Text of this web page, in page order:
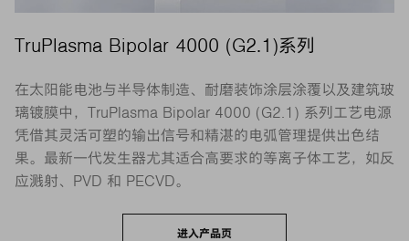
TruPlasma Bipolar 4000 (G2.1)系列
在太阳能电池与半导体制造、耐磨装饰涂层涂覆以及建筑玻
璃镀膜中，TruPlasma Bipolar 4000 (G2.1) 系列工艺电源
凭借其灵活可塑的输出信号和精湛的电弧管理提供出色结
果。最新一代发生器尤其适合高要求的等离子体工艺，如反
应溅射、PVD 和 PECVD。
进入产品页